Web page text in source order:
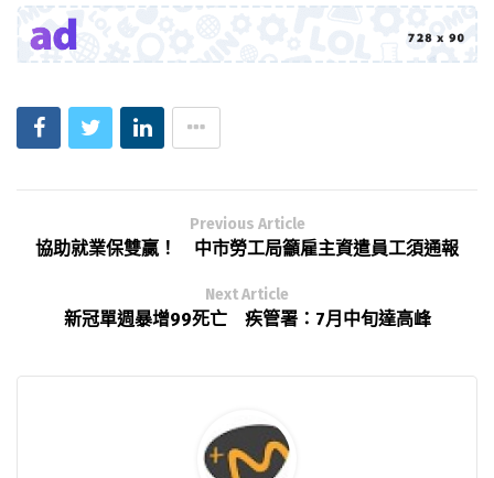
Previous Article
協助就業保雙贏！ 中市勞工局籲雇主資遣員工須通報
Next Article
新冠單週暴增99死亡 疾管署：7月中旬達高峰